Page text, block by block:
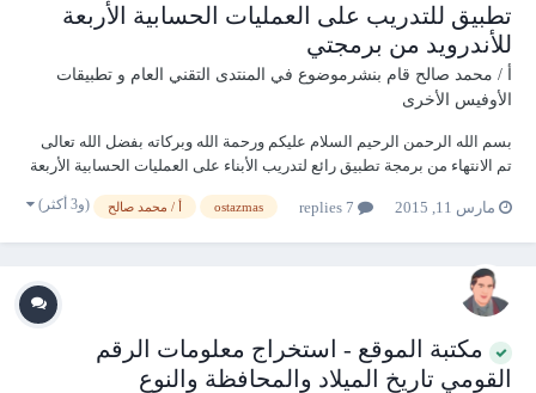
تطبيق للتدريب على العمليات الحسابية الأربعة
للأندرويد من برمجتي
أ / محمد صالح قام بنشرموضوع في
المنتدى التقني العام و تطبيقات
الأوفيس الأخرى
بسم الله الرحمن الرحيم السلام عليكم ورحمة الله وبركاته بفضل الله تعالى
تم الانتهاء من برمجة تطبيق رائع لتدريب الأبناء على العمليات الحسابية الأربعة
الأندرويد ******** مميزات التطبيق: * التحكم ف...
مارس 11, 2015 ostazmas أ / محمد صالح (و3 أكثر)
مكتبة الموقع - استخراج معلومات الرقم
القومي تاريخ الميلاد والمحافظة والنوع